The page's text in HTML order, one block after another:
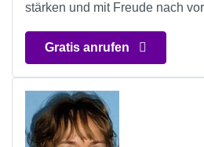
stärken und mit Freude nach
Gratis anrufen